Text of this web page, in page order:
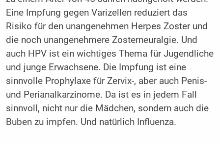
Eine Impfung gegen Varizellen reduziert das
Risiko für den unangenehmen Herpes Zoster und
die noch unangenehmere Zosterneuralgie. Und
auch HPV ist ein wichtiges Thema für Jugendliche
und junge Erwachsene. Die Impfung ist eine
sinnvolle Prophylaxe für Zervix-, aber auch Penis-
und Perianalkarzinome. Da ist es in jedem Fall
sinnvoll, nicht nur die Mädchen, sondern auch die
Buben zu impfen. Und natürlich Influenza.